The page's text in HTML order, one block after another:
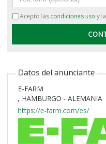
Acepto las condiciones uso y la
Datos del anunciante
E-FARM
, HAMBURGO - ALEMANIA
https://e-farm.com/es/